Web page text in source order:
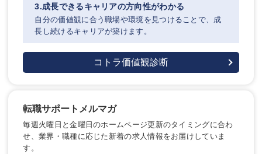
3.成長できるキャリアの方向性がわかる
自分の価値観に合う職場や環境を見つけることで、成
長し続けるキャリアが築けます。
コトラ価値観診断
転職サポートメルマガ
毎週火曜日と金曜日のホームページ更新のタイミングに合わ
せ、業界・職種に応じた新着の求人情報をお届けしていま
す。